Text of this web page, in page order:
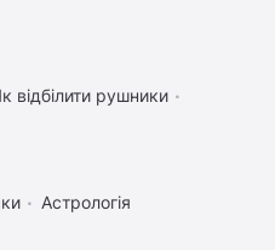
відбілити рушники
Астрологія